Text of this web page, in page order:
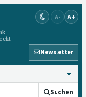
A- A+
Newsletter
Suchen